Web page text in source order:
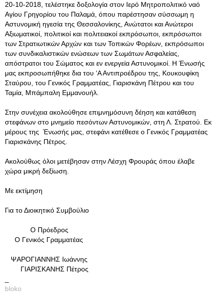
20-10-2018, τελέστηκε δοξολογία στον Ιερό Μητροπολιτικό ναό
Αγίου Γρηγορίου του Παλαμά, όπου παρέστησαν σύσσωμη η
Αστυνομική ηγεσία της Θεσσαλονίκης, Ανώτατοι και Ανώτεροι
Αξιωματικοί, πολιτικοί και πολιτειακοί εκπρόσωποι, εκπρόσωποι
των Στρατιωτικών Αρχών και των Τοπικών Φορέων, εκπρόσωποι
των συνδικαλιστικών ενώσεων των Σωμάτων Ασφαλείας,
απόστρατοι του Σώματος και εν ενεργεία Αστυνομικοί. Η Ένωσής
μας εκπροσωπήθηκε δια του ‘Α Αντιπροέδρου της, Κουκουφίκη
Σταύρου, του Γενικός Γραμματέας, Γιαρισκάνη Πέτρου και του
Ταμία, Μπάμπαλη Εμμανουήλ.
Στην συνέχεια ακολούθησε επιμνημόσυνη δέηση και κατάθεση
στεφάνων στο μνημείο πεσόντων Αστυνομικών, στη Λ. Στρατού. Εκ
μέρους της Ένωσής μας, στεφάνι κατέθεσε ο Γενικός Γραμματέας
Γιαρισκάνης Πέτρος.
Ακολούθως όλοι μετέβησαν στην Λέσχη Φρουράς όπου έλαβε
χώρα μικρή δεξίωση.
Με εκτίμηση
Για το Διοικητικό Συμβούλιο
Ο Πρόεδρος
Ο Γενικός Γραμματέας
ΨΑΡΟΓΙΑΝΝΗΣ Ιωάννης
ΓΙΑΡΙΣΚΑΝΗΣ Πέτρος
bloko